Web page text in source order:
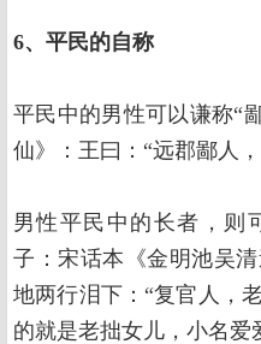
6、平民的自称
平民中的男性可以谦称“
仙》：王曰：“远郡鄙人
男性平民中的长者，则
子：宋话本《金明池吴
地两行泪下：“复官人，
的就是老拙女儿，小名爱